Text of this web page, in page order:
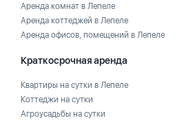
Аренда комнат в Лепеле
Аренда коттеджей в Лепеле
Аренда офисов, помещений в Лепеле
Краткосрочная аренда
Квартиры на сутки в Лепеле
Коттеджи на сутки
Агроусадьбы на сутки